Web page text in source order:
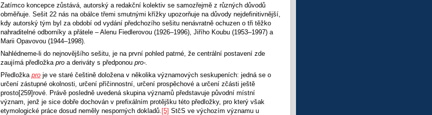
Zatímco koncepce zůstává, autorský a redakční kolektiv se samozřejmě z různých důvodů
obměňuje. Sešit 22 nás na obálce třemi smutnými křížky upozorňuje na důvody nejdefinitivnější,
kdy autorský tým byl za období od vydání předchozího sešitu nenávratně ochuzen o tři těžko
nahraditelné odborníky a přátele – Alenu Fiedlerovou (1926–1996), Jiřího Koubu (1953–1997) a
Marii Opavovou (1944–1998).
Nahlédneme-li do nejnovějšího sešitu, je na první pohled patrné, že centrální postavení zde
zaujímá předložka pro a deriváty s předponou pro-.
Předložka pro je ve staré češtině doložena v několika významových seskupeních: jedná se o
určení zástupné okolnosti, určení příčinnostní, určení prospěchové a určení zčásti ještě
prosto[259]rové. Právě posledně uvedená skupina významů představuje původní místní
význam, jenž je sice dobře dochován v prefixálním protějšku této předložky, pro který však
etymologické práce dosud neměly nesporných dokladů. [5] StčS ve výchozím významu u